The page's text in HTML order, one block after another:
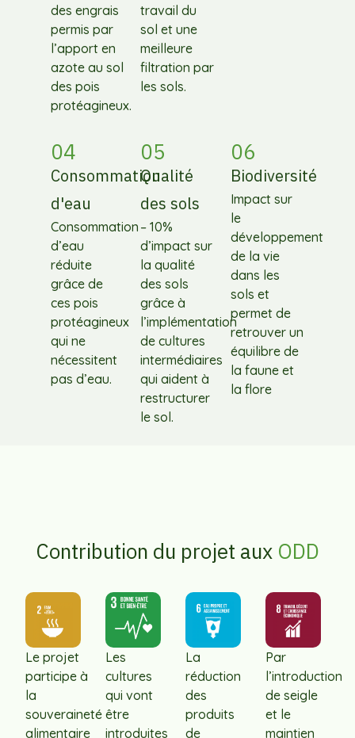
des engrais
permis par
l’apport en
azote au sol
des pois
protéagineux.
travail du
sol et une
meilleure
filtration par
les sols.
04
Consommation
d'eau
Consommation
d’eau
réduite
grâce de
ces pois
protéagineux
qui ne
nécessitent
pas d’eau.
05
Qualité
des sols
– 10%
d’impact sur
la qualité
des sols
grâce à
l’implémentation
de cultures
intermédiaires
qui aident à
restructurer
le sol.
06
Biodiversité
Impact sur
le
développement
de la vie
dans les
sols et
permet de
retrouver un
équilibre de
la faune et
la flore
Contribution du projet aux ODD
Le projet
participe à
la
souveraineté
alimentaire
Les
cultures
qui vont
être
introduites
La
réduction
des
produits
de
Par
l’introduction
de seigle
et le
maintien